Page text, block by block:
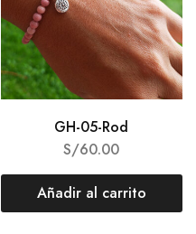
GH-05-Rod
S/60.00
Añadir al carrito